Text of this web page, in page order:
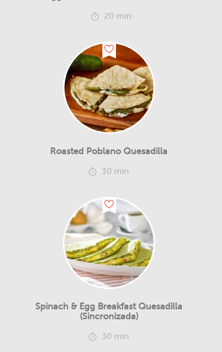
20 min
Roasted Poblano Quesadilla
30 min
Spinach & Egg Breakfast Quesadilla
(Sincronizada)
30 min